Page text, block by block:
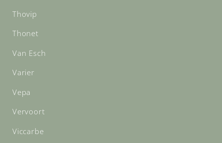
Thovip
Thonet
Van Esch
Varier
Vepa
Vervoort
Viccarbe